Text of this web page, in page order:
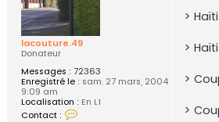
lacouture.49
Donateur
Messages : 72363
Enregistré le : sam. 27 mars, 2004
9:09 am
Localisation : En L1
Contact :
g
e
>
>
>
>